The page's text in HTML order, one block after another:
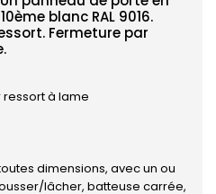
blanc RAL 9016.
Fermeture par
à lame
dimensions, avec un ou
lâcher, batteuse carrée,